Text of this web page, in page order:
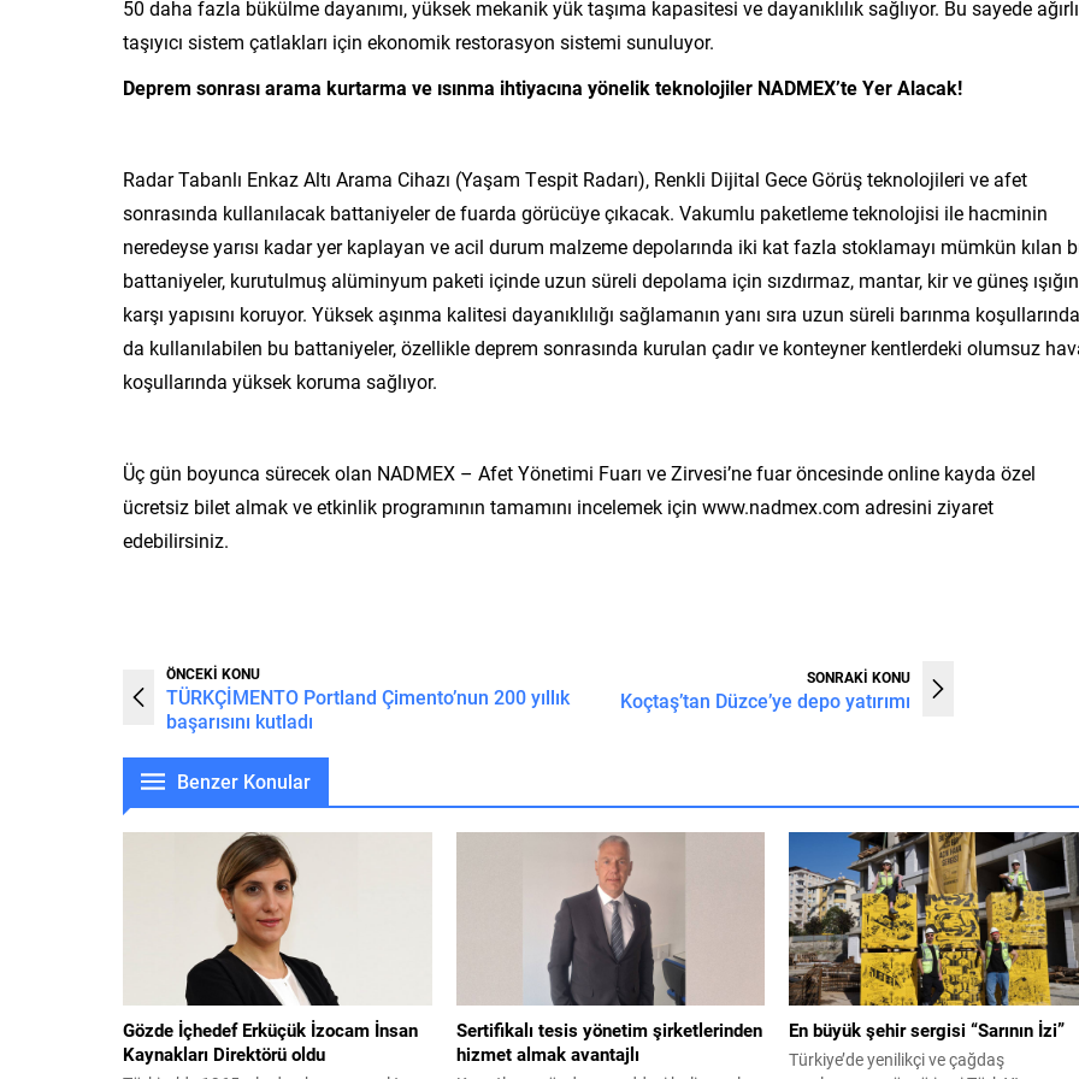
50 daha fazla bükülme dayanımı, yüksek mekanik yük taşıma kapasitesi ve dayanıklılık sağlıyor. Bu sayede
taşıyıcı sistem çatlakları için ekonomik restorasyon sistemi sunuluyor.
Deprem sonrası arama kurtarma ve ısınma ihtiyacına yönelik teknolojiler NADMEX’te Yer Alacak!
Radar Tabanlı Enkaz Altı Arama Cihazı (Yaşam Tespit Radarı), Renkli Dijital Gece Görüş teknolojileri ve afet
sonrasında kullanılacak battaniyeler de fuarda görücüye çıkacak. Vakumlu paketleme teknolojisi ile hacminin
neredeyse yarısı kadar yer kaplayan ve acil durum malzeme depolarında iki kat fazla stoklamayı mümkün kılan
battaniyeler, kurutulmuş alüminyum paketi içinde uzun süreli depolama için sızdırmaz, mantar, kir ve güneş
karşı yapısını koruyor. Yüksek aşınma kalitesi dayanıklılığı sağlamanın yanı sıra uzun süreli barınma koşullarında
da kullanılabilen bu battaniyeler, özellikle deprem sonrasında kurulan çadır ve konteyner kentlerdeki olumsuz
koşullarında yüksek koruma sağlıyor.
Üç gün boyunca sürecek olan NADMEX – Afet Yönetimi Fuarı ve Zirvesi’ne fuar öncesinde online kayda özel
ücretsiz bilet almak ve etkinlik programının tamamını incelemek için www.nadmex.com adresini ziyaret
edebilirsiniz.
ÖNCEKİ KONU
TÜRKÇİMENTO Portland Çimento’nun 200 yıllık
başarısını kutladı
SONRAKİ KONU
Koçtaş’tan Düzce’ye depo yatırımı
Benzer Konular
Gözde İçhedef Erküçük İzocam İnsan
Kaynakları Direktörü oldu
Sertifikalı tesis yönetim şirketlerinden
hizmet almak avantajlı
En büyük şehir sergisi “Sarının İzi”
Türkiye’de yenilikçi ve çağdaş